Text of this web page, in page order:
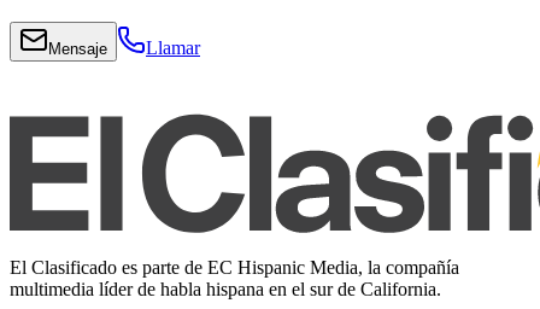
Mensaje Llamar
El Clasificado es parte de EC Hispanic Media, la compañía
multimedia líder de habla hispana en el sur de California.